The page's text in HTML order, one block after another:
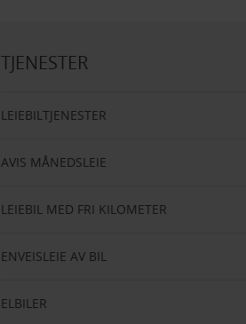
TJENESTER
LEIEBILTJENESTER
AVIS MÅNEDSLEIE
LEIEBIL MED FRI KILOMETER
ENVEISLEIE AV BIL
ELBILER